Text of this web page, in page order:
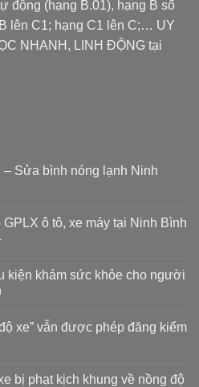
động (hạng B.01), hạng B số
lên C1; hạng C1 lên C;… UY
NHANH, LINH ĐỘNG tại
Sửa bình nóng lạnh Ninh
ô tô, xe máy tại Ninh Bình
kiện khám sức khỏe cho người
xe” vẫn được phép đăng kiểm
bị phạt kịch khung về nồng độ